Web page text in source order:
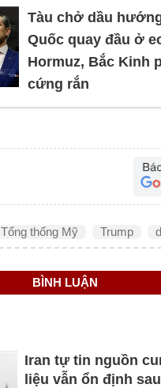
Tàu chở dầu
Quốc quay đầu ở
Hormuz, Bắc Kinh
cứng rắn
Tổng thống Mỹ Trump
BÌNH LUẬN
Iran tự tin nguồn
liệu vẫn ổn định